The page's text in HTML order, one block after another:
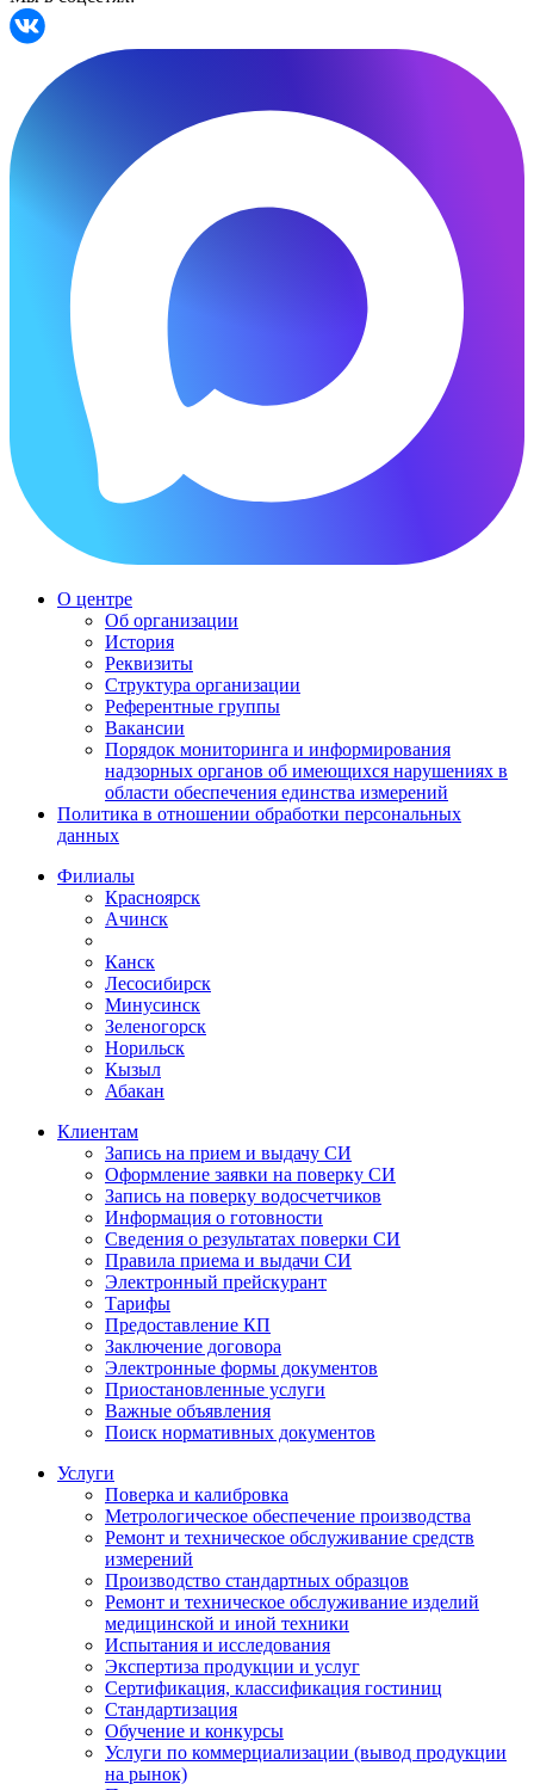
О центре
Об организации
История
Реквизиты
Структура организации
Референтные группы
Вакансии
Порядок мониторинга и информирования
надзорных органов об имеющихся нарушениях в
области обеспечения единства измерений
Политика в отношении обработки персональных
данных
Филиалы
Красноярск
Ачинск
Канск
Лесосибирск
Минусинск
Зеленогорск
Норильск
Кызыл
Абакан
Клиентам
Запись на прием и выдачу СИ
Оформление заявки на поверку СИ
Запись на поверку водосчетчиков
Информация о готовности
Сведения о результатах поверки СИ
Правила приема и выдачи СИ
Электронный прейскурант
Тарифы
Предоставление КП
Заключение договора
Электронные формы документов
Приостановленные услуги
Важные объявления
Поиск нормативных документов
Услуги
Поверка и калибровка
Метрологическое обеспечение производства
Ремонт и техническое обслуживание средств
измерений
Производство стандартных образцов
Ремонт и техническое обслуживание изделий
медицинской и иной техники
Испытания и исследования
Экспертиза продукции и услуг
Сертификация, классификация гостиниц
Стандартизация
Обучение и конкурсы
Услуги по коммерциализации (вывод продукции
на рынок)